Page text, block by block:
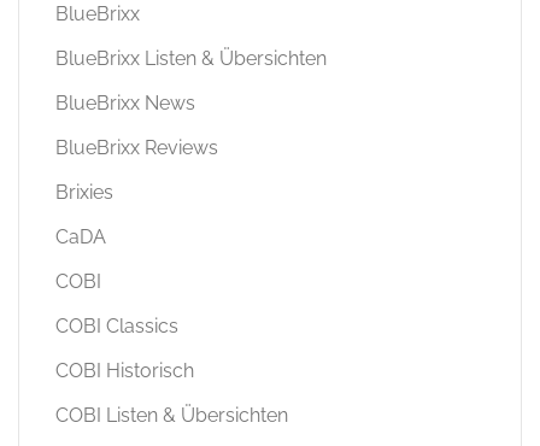
BlueBrixx
BlueBrixx Listen & Übersichten
BlueBrixx News
BlueBrixx Reviews
Brixies
CaDA
COBI
COBI Classics
COBI Historisch
COBI Listen & Übersichten